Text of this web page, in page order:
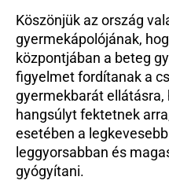
Köszönjük az ország
gyermekápolójának,
központjában a beteg
figyelmet fordítanak a
gyermekbarát
hangsúlyt fektetnek
esetében a
leggyorsabban és
gyógyítani.